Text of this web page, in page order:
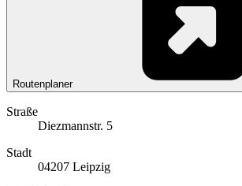
Routenplaner
Straße
Diezmannstr. 5
Stadt
04207 Leipzig